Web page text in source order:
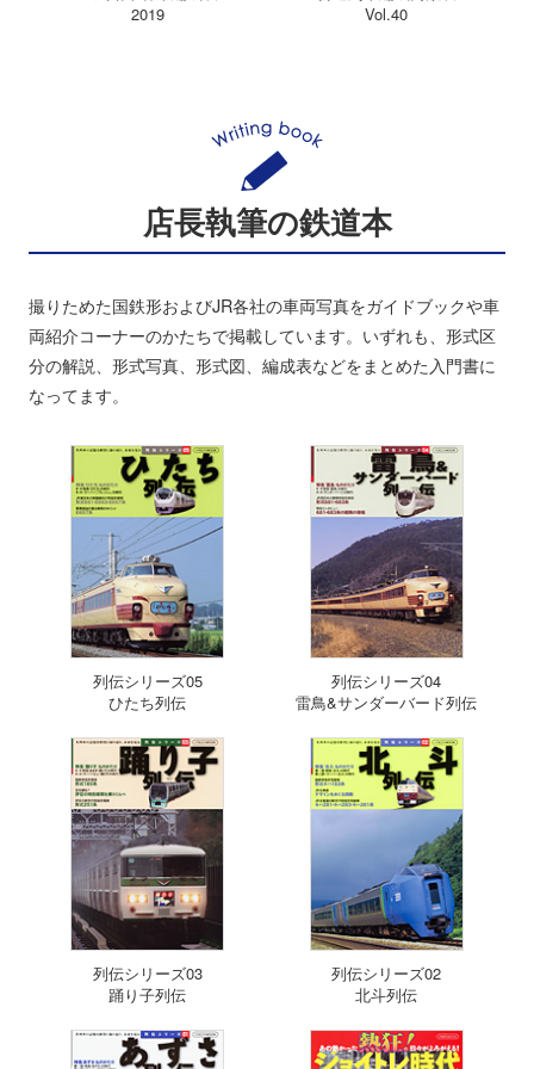
2019
Vol.40
店長執筆の鉄道本
撮りためた国鉄形およびJR各社の車両写真をガイドブックや車
両紹介コーナーのかたちで掲載しています。いずれも、形式区
分の解説、形式写真、形式図、編成表などをまとめた入門書に
なってます。
列伝シリーズ05
ひたち列伝
列伝シリーズ04
雷鳥&サンダーバード列伝
列伝シリーズ03
踊り子列伝
列伝シリーズ02
北斗列伝